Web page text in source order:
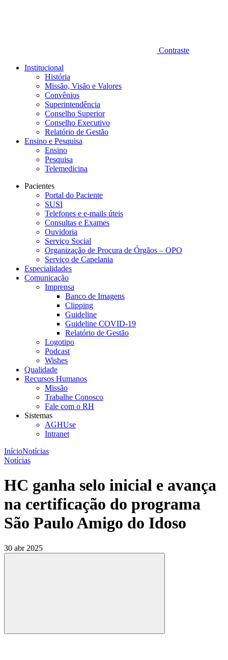
Contraste
Institucional
História
Missão, Visão e Valores
Convênios
Superintendência
Conselho Superior
Conselho Executivo
Relatório de Gestão
Ensino e Pesquisa
Ensino
Pesquisa
Telemedicina
Pacientes
Portal do Paciente
SUSI
Telefones e e-mails úteis
Consultas e Exames
Ouvidoria
Serviço Social
Organização de Procura de Órgãos – OPO
Serviço de Capelania
Especialidades
Comunicação
Imprensa
Banco de Imagens
Clipping
Guideline
Guideline COVID-19
Relatório de Gestão
Logotipo
Podcast
Wishes
Qualidade
Recursos Humanos
Missão
Trabalhe Conosco
Fale com o RH
Sistemas
AGHUse
Intranet
InícioNotícias
Notícias
HC ganha selo inicial e avança
na certificação do programa
São Paulo Amigo do Idoso
30 abr 2025
Compartilhar